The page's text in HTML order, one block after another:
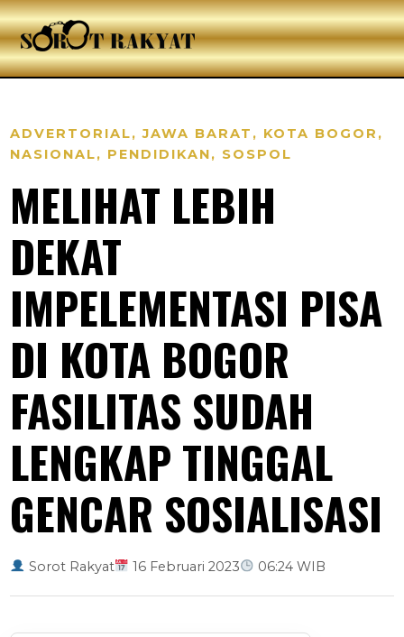
ADVERTORIAL,JAWA BARAT , KOTA BOGOR ,
NASIONAL, PENDIDIKAN, SOSPOL
MELIHAT LEBIH
DEKAT
IMPELEMENTASI PISA
DI KOTA BOGOR
FASILITAS SUDAH
LENGKAP TINGGAL
GENCAR SOSIALISASI
Sorot Rakyat 16 Februari 2023 06:24 WIB